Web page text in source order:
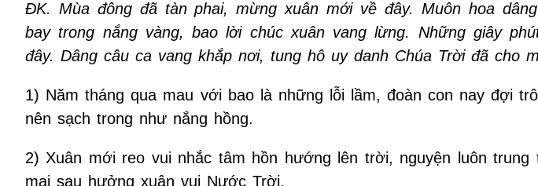
ĐK. Mùa đông đã tàn phai, mừng xuân mới về đây. Muôn hoa
bay trong nắng vàng, bao lời chúc xuân vang lừng. Những giây
đây. Dâng câu ca vang khắp nơi, tung hô uy danh Chúa Trời đã cho
1) Năm tháng qua mau với bao là những lỗi lầm, đoàn con nay đợi
nên sạch trong như nắng hồng.
2) Xuân mới reo vui nhắc tâm hồn hướng lên trời, nguyện luôn
mai sau hưởng xuân vui Nước Trời.